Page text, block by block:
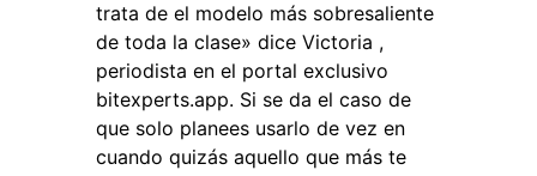
trata de el modelo más sobresaliente
de toda la clase» dice Victoria ,
periodista en el portal exclusivo
bitexperts.app. Si se da el caso de
que solo planees usarlo de vez en
cuando quizás aquello que más te